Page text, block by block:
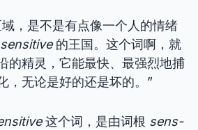
，是不是有点像一个人的情绪
sensitive的王国。这个词啊，就
的精灵，它能最快、最强烈地捕
，无论是好的还是坏的。”
这个词，是由词根 sens-